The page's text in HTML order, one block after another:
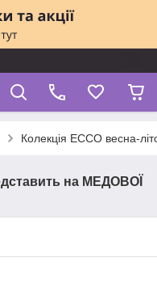
Колекція ECCO весна-
на МЕДОВОЇ